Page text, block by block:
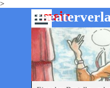
>
Direkt zum Seiteninhalt
-mein
Menü überspringen